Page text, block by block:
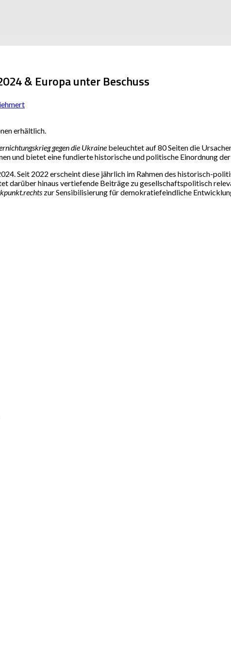
& Europa unter Beschuss
erhältlich.
gegen die Ukraine beleuchtet auf 80 Seiten die
und bietet eine fundierte historische und politische Einordnung
Seit 2022 erscheint diese jährlich im Rahmen des historisch-
darüber hinaus vertiefende Beiträge zu gesellschaftspolitisch
zur Sensibilisierung für demokratiefeindliche